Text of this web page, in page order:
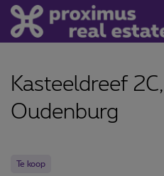
Kasteeldreef
Oudenburg
Te koop